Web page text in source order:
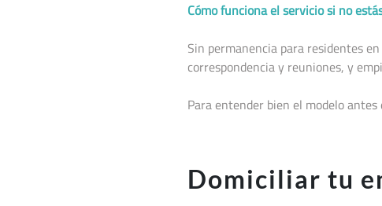
Cómo funciona el servicio si no
Sin permanencia para residentes
correspondencia y reuniones, y
Para entender bien el modelo
Domiciliar tu